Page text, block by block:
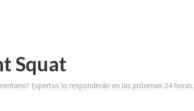
Squat
Expertos lo responderán en las próximas 24 horas.